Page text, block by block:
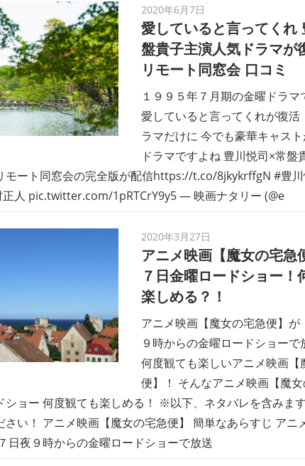
2020年6月7日
愛していると言ってくれ
盤貴子主演人気ドラマ
リモート同窓会 口コミ
１９９５年７月期の金曜ドラマ
愛していると言ってくれが復活
ラマだけに 今でも豪華キャス
ドラマですよね 豊川悦司×常盤
モート同窓会の完全版が配信https://t.co/8jkykrffgN #豊
人 pic.twitter.com/1pRTCrY9y5 — 映画ナタリー (@e
2020年3月27日
アニメ映画【魔女の宅急
７日金曜ロードショー！
楽しめる？！
アニメ映画【魔女の宅急便】が
９時からの金曜ロードショーで
何度観ても楽しいアニメ映画【
便】！ そんなアニメ映画【魔女
ショー 何度観ても楽しめる！ ※以下、ネタバレを含みま
さい！ アニメ映画【魔女の宅急便】 簡単なあらすじ アニ
日夜９時からの金曜ロードショーで放送